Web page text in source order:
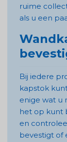
ruime
als u een
Bij iedere
kapstok
enige wat u
het op kunt
en
bevestigt of